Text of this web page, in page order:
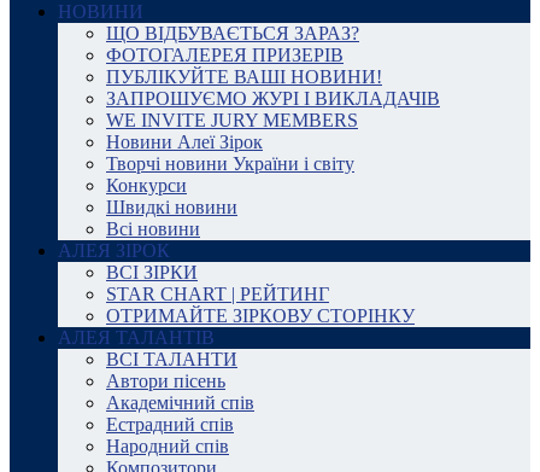
НОВИНИ
ЩО ВІДБУВАЄТЬСЯ ЗАРАЗ?
ФОТОГАЛЕРЕЯ ПРИЗЕРІВ
ПУБЛІКУЙТЕ ВАШІ НОВИНИ!
ЗАПРОШУЄМО ЖУРІ І ВИКЛАДАЧІВ
WE INVITE JURY MEMBERS
Новини Алеї Зірок
Творчі новини України і світу
Конкурси
Швидкі новини
Всі новини
АЛЕЯ ЗІРОК
ВСІ ЗІРКИ
STAR CHART | РЕЙТИНГ
ОТРИМАЙТЕ ЗІРКОВУ СТОРІНКУ
АЛЕЯ ТАЛАНТІВ
ВСІ ТАЛАНТИ
Автори пісень
Академічний спів
Естрадний спів
Народний спів
Композитори